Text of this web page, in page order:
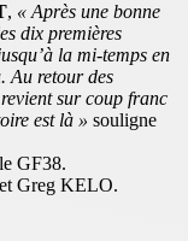
, « Après une bonne
dix premières
la mi-temps en
Au retour des
sur coup franc
est là » souligne
GF38.
Greg KELO.